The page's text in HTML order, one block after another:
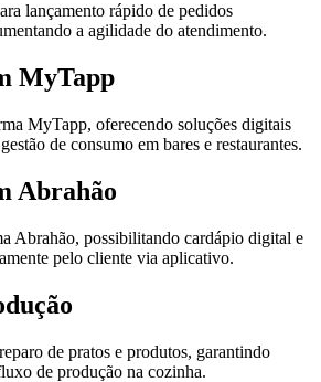
lançamento rápido de pedidos
a agilidade do atendimento.
MyTapp
MyTapp, oferecendo soluções digitais
de consumo em bares e restaurantes.
Abrahão
Abrahão, possibilitando cardápio digital e
pelo cliente via aplicativo.
de pratos e produtos, garantindo
de produção na cozinha.